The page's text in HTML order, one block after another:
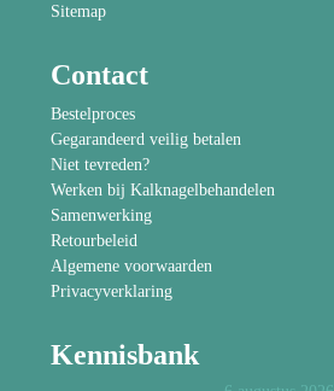
Sitemap
Contact
Bestelproces
Gegarandeerd veilig betalen
Niet tevreden?
Werken bij Kalknagelbehandelen
Samenwerking
Retourbeleid
Algemene voorwaarden
Privacyverklaring
Kennisbank